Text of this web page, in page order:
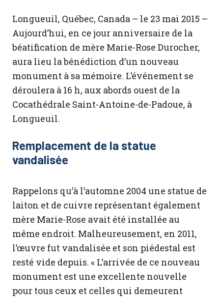
Longueuil, Québec, Canada – le 23 mai 2015 –
Aujourd’hui, en ce jour anniversaire de la
béatification de mère Marie-Rose Durocher,
aura lieu la bénédiction d’un nouveau
monument à sa mémoire. L’événement se
déroulera à 16 h, aux abords ouest de la
Cocathédrale Saint-Antoine-de-Padoue, à
Longueuil.
Remplacement de la statue
vandalisée
Rappelons qu’à l’automne 2004 une statue de
laiton et de cuivre représentant également
mère Marie-Rose avait été installée au
même endroit. Malheureusement, en 2011,
l’œuvre fut vandalisée et son piédestal est
resté vide depuis. « L’arrivée de ce nouveau
monument est une excellente nouvelle
pour tous ceux et celles qui demeurent